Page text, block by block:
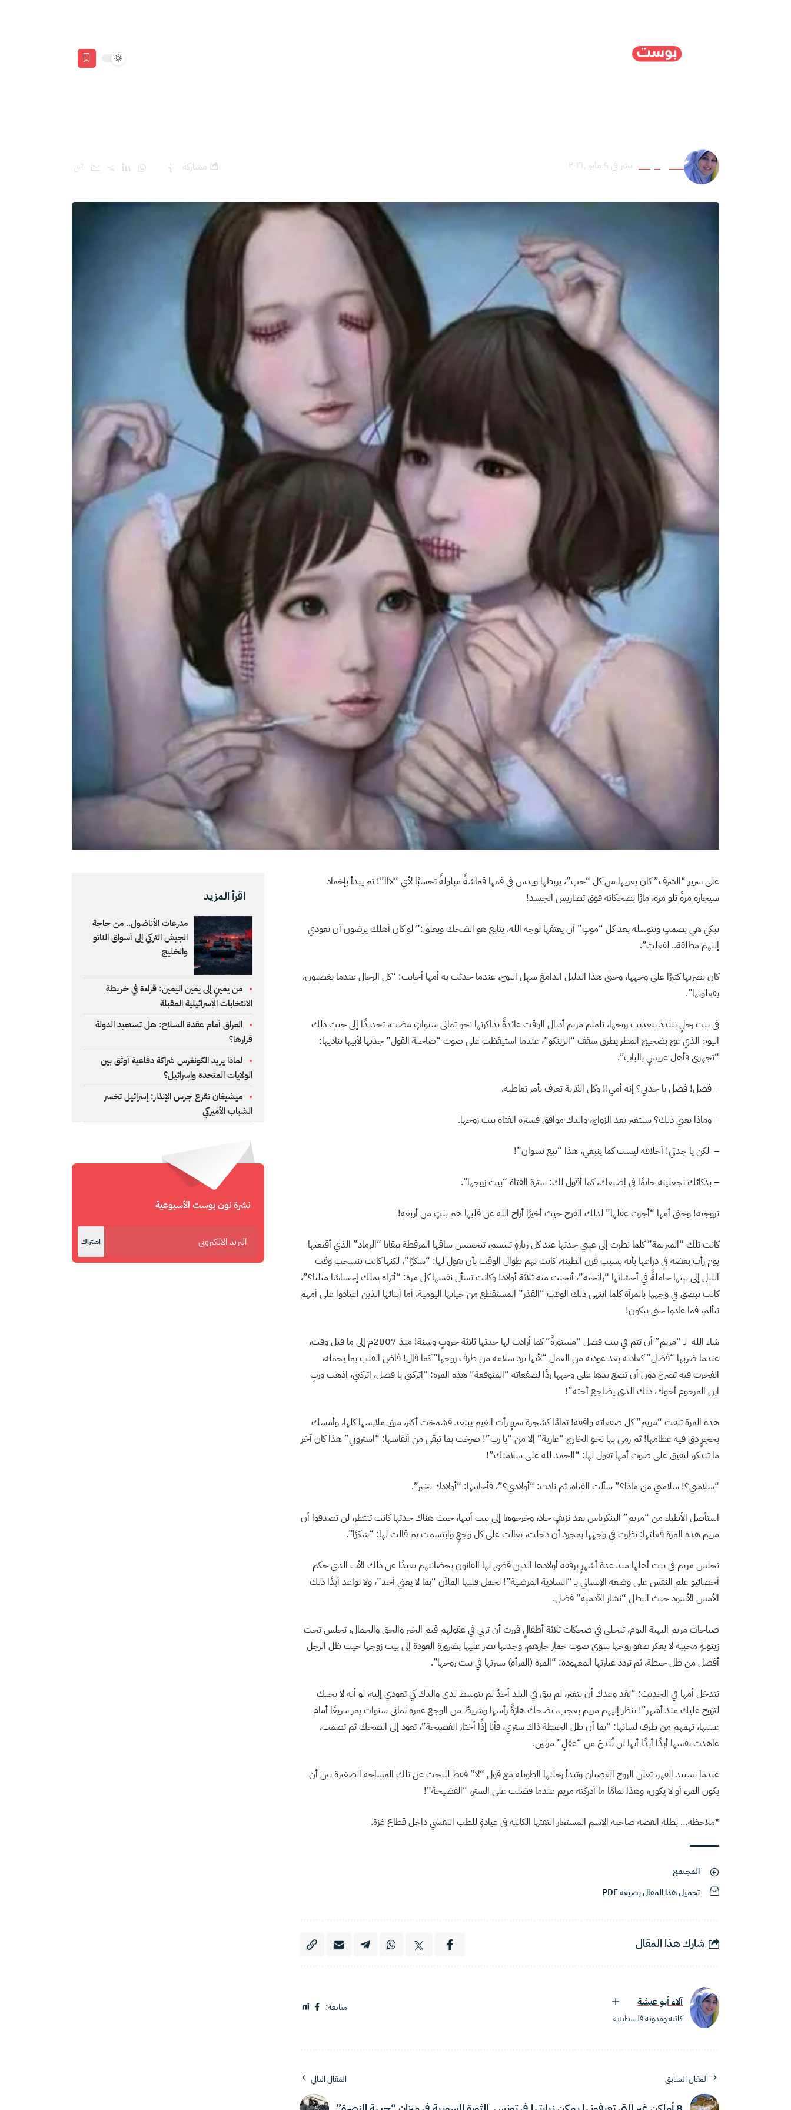
آلاء أبو عيشة نشر في ٩ مايو ,٢٠١٦ مشاركة
على سرير “الشرف” كان يعريها من كل “حب”، يربطها ويدس في فمها قماشةً مبلولةً تحسبًا لأي “لااا”! ثم يبدأ بإخماد
سيجارة مرةً تلو مرة، مارًا بضحكاته فوق تضاريس الجسد!
تبكي هي بصمتٍ وتتوسله بعد كل “موتٍ” أن يعتقها لوجه الله، يتابع هو الضحك ويعلق:” لو كان أهلك يرضون أن تعودي
إليهم مطلقة.. لفعلت”.
كان يضربها كثيرًا على وجهها، وحتى هذا الدليل الدامغ سهل البوح، عندما حدثت به أمها أجابت: “كل الرجال عندما يغضبون،
يفعلونها”.
في بيت رجلٍ يتلذذ بتعذيب روحها، تلملم مريم أذيال الوقت عائدةً بذاكرتها نحو ثماني سنواتٍ مضت، تحديدًا إلى حيث ذلك
اليوم الذي عج بضجيج المطر يطرق سقف “الزينكو”، عندما استيقظت على صوت “صاحبة القول” جدتها لأبيها تناديها:
“تجهزي فأهل عريسٍ بالباب”.
– فضل! فضل يا جدتي؟ إنه أمي!! وكل القرية تعرف بأمر تعاطيه.
– وماذا يعني ذلك؟ سيتغير بعد الزواج، والدك موافق فسترة الفتاة بيت زوجها.
– لكن يا جدتي! أخلاقه ليست كما ينبغي، هذا “تبع نسوان”!
– بذكائك تجعلينه خاتمًا في إصبعك، كما أقول لك: سترة الفتاة “بيت زوجها”.
تزوجته! وحتى أمها “أجرت عقلها” لذلك الفرح حيث أخيرًا أزاح الله عن قلبها هم بنتٍ من أربعة!
كانت تلك “الميريمة” كلما نظرت إلى عيني جدتها عند كل زيارةٍ تبتسم، تتحسس ساقها المرقطة ببقايا “الرماد” الذي أقنعتها
يوم رأت بعضه في ذراعها بأنه بسبب فرن الطينة، كانت تهم طوال الوقت بأن تقول لها: “شكرًا”، لكنها كانت تنسحب وقت
الليل إلى بيتها حاملةً في أحشائها “رائحته”، أنجبت منه ثلاثة أولاد! وكانت تسأل نفسها كل مرة: “أتراه يملك إحساسًا مثلنا؟”،
كانت تبصق في وجهها بالمرآة كلما انتهى ذلك الوقت “القذر” المستقطع من حياتها اليومية، أما أبنائها الذين اعتادوا على أمهم
تتألم، فما عادوا حتى يبكون!
شاء الله لـ “مريم” أن تتم في بيت فضل “مستورةً” كما أرادت لها جدتها ثلاثة حروبٍ وسنة! منذ 2007م إلى ما قبل وقت،
عندما ضربها “فضل” كعادته بعد عودته من العمل “لأنها ترد سلامه من طرف روحها” كما قال! فاض القلب بما يحمله،
انفجرت فيه تصرخ دون أن تضع يدها على وجهها ردًا لصفعاته “المتوقعة” هذه المرة: “اتركني يا فضل، اتركني، اذهب وربِ
ابن المرحوم أخوك، ذلك الذي يضاجع أخته”!
هذه المرة تلقت “مريم” كل صفعاته واقفة! تمامًا كشجرة سروٍ رأت الغيم يبتعد فشمخت أكثر، مزق ملابسها كلها، وأمسك
بحجرٍ دق فيه عظامها! ثم رمى بها نحو الخارج “عارية” إلا من “يا رب”! صرخت بما تبقى من أنفاسها: “استروني” هذا كان آخر
ما تتذكر، لتفيق على صوت أمها تقول لها: “الحمد لله على سلامتك”!
“سلامتي؟! سلامتي من ماذا؟” سألت الفتاة، ثم نادت: “أولادي؟”، فأجابتها: “أولادك بخير”.
استأصل الأطباء من “مريم” البنكرياس بعد نزيفٍ حاد، وخرجوها إلى بيت أبيها، حيث هناك جدتها كانت تنتظر، لن تصدقوا أن
مريم هذه المرة فعلتها: نظرت في وجهها بمجرد أن دخلت، تعالت على كل وجعٍ وابتسمت ثم قالت لها: “شكرًا”.
تجلس مريم في بيت أهلها منذ عدة أشهرٍ برفقة أولادها الذين قضى لها القانون بحضانتهم بعيدًا عن ذلك الأب الذي حكم
أخصائيو علم النفس على وضعه الإنساني بـ “السادية المرضية”! تحمل قلبها الملآن “بما لا يعني أحد”، ولا تواعد أبدًا ذلك
الأمس الأسود حيث البطل “نشاز الآدمية” فضل.
صباحات مريم البهية اليوم، تتجلى في ضحكات ثلاثة أطفالٍ قررت أن تربي في عقولهم قيم الخير والحق والجمال، تجلس تحت
زيتونةٍ محببة لا يعكر صفو روحها سوى صوت حمار جارهم، وجدتها تصر عليها بضرورة العودة إلى بيت زوجها حيث ظل الرجل
أفضل من ظل حيطة، ثم تردد عبارتها المعهودة: “المرة (المرأة) سترتها في بيت زوجها”.
تتدخل أمها في الحديث: “لقد وعدك أن يتغير، لم يبق في البلد أحدٌ لم يتوسط لدى والدك كي تعودي إليه، لو أنه لا يحبك
لتزوج عليك منذ أشهر”! تنظر إليهم مريم بعجب، تضحك هازةً رأسها وشريطٌ من الوجع عمره ثماني سنوات يمر سريعًا أمام
عينيها، تهمهم من طرف لسانها: “بما أن ظل الحيطة ذاك ستري، فأنا إذًا أختار الفضيحة”، تعود إلى الضحك ثم تصمت،
عاهدت نفسها أبدًا أبدًا أنها لن تُلدغ من “عقلٍ” مرتين.
عندما يستبد القهر، تعلن الروح العصيان وتبدأ رحلتها الطويلة مع قول “لا” فقط للبحث عن تلك المساحة الصغيرة بين أن
يكون المرء أو لا يكون، وهذا تمامًا ما أدركته مريم عندما فضلت على الستر، “الفضيحة”!
*ملاحظة… بطلة القصة صاحبة الاسم المستعار التقتها الكاتبة في عيادةٍ للطب النفسي داخل قطاع غزة.
المجتمع
تحميل هذا المقال بصيغة PDF
شارك هذا المقال
آلاء أبو عيشة
كاتبة ومدونة فلسطينية
متابعة:
المقال السابق المقال التالي
اقرأ المزيد
مدرعات الأناضول.. من حاجة
الجيش التركي إلى أسواق الناتو
والخليج
من يمينٍ إلى يمين اليمين: قراءة في خريطة
الانتخابات الإسرائيلية المقبلة
العراق أمام عقدة السلاح: هل تستعيد الدولة
قرارها؟
لماذا يريد الكونغرس شراكة دفاعية أوثق بين
الولايات المتحدة وإسرائيل؟
ميشيغان تقرع جرس الإنذار: إسرائيل تخسر
الشباب الأميركي
نشرة نون بوست الأسبوعية
اشتراك